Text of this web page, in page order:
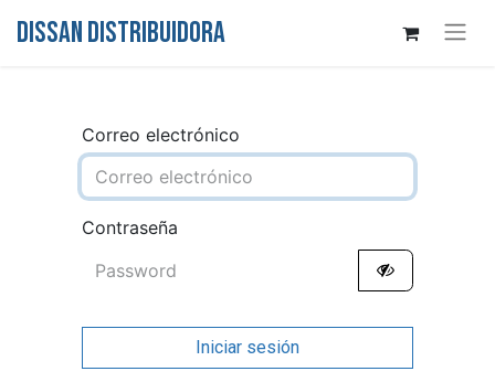
DISSAN DISTRIBUIDORA
Correo electrónico
Contraseña
Iniciar sesión